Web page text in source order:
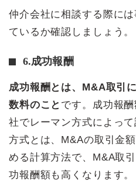
仲介会社に相談する際に
ているか確認しましょう。
6.成功報酬
成功報酬とは、M&A取引
数料のこと です。成功報
社でレーマン方式によっ
方式とは、M&Aの取引金
める計算方法で、M&A取
功報酬額も高くなります。